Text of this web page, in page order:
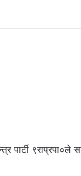
पार्टी ९राप्रपा०ले